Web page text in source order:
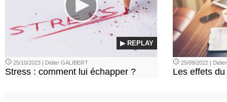
▶ REPLAY
25/10/2023 | Didier GALIBERT
Stress : comment lui échapper ?
25/09/2022 |
Les effets